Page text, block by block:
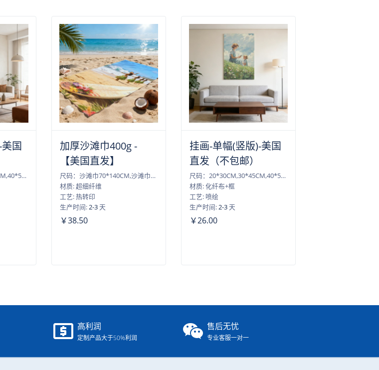
国
尺码：20*30CM,30*45CM,40*50CM,40*60CM,45*60CM,50*75CM,60*90CM
加厚沙滩巾400g -
【美国直发】
尺码：沙滩巾70*140CM,沙滩巾80*160CM
材质: 超细纤维
工艺: 热转印
生产时间: 2-3天
￥38.50
挂画-单幅(竖版)-美国
直发（不包邮）
尺码：20*30CM,30*45CM,40*50CM,40*60CM,45*60CM,50*75CM,60*90CM
材质: 化纤布+框
工艺: 喷绘
生产时间: 2-3天
￥26.00
高利润
定制产品大于50%利润
售后无忧
专业客服一对一